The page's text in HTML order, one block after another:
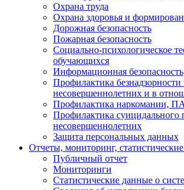
Охрана труда
Охрана здоровья и
Дорожная безопасность
Пожарная безопасность
Социально-психологическое
обучающихся
Информационная безопасность
Профилактика
несовершеннолетних и в
Профилактика наркомании,
Профилактика суицидального
несовершеннолетних
Защита персональных данных
Отчеты, мониторинг,
Публичный отчет
Мониторинги
Статистические данные о